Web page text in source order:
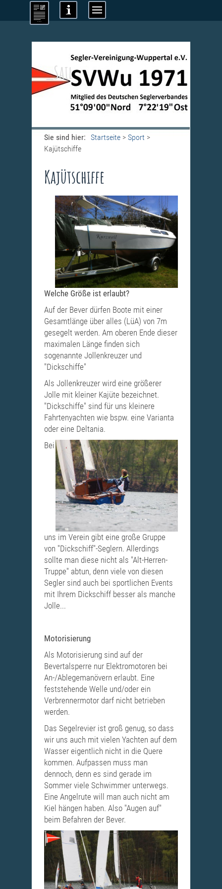
_Sail
Sie sind hier: Startseite > Sport >
Kajütschiffe
Kajütschiffe
Welche Größe ist erlaubt?
Auf der Bever dürfen Boote mit einer
Gesamtlänge über alles (LüA) von 7m
gesegelt werden. Am oberen Ende dieser
maximalen Länge finden sich
sogenannte Jollenkreuzer und
"Dickschiffe"
Als Jollenkreuzer wird eine größerer
Jolle mit kleiner Kajüte bezeichnet.
"Dickschiffe" sind für uns kleinere
Fahrtenyachten wie bspw. eine Varianta
oder eine Deltania.
Bei
uns im Verein gibt eine große Gruppe
von "Dickschiff"-Seglern. Allerdings
sollte man diese nicht als "Alt-Herren-
Truppe" abtun, denn viele von diesen
Segler sind auch bei sportlichen Events
mit Ihrem Dickschiff besser als manche
Jolle...
Motorisierung
Als Motorisierung sind auf der
Bevertalsperre nur Elektromotoren bei
An-/Ablegemanövern erlaubt. Eine
feststehende Welle und/oder ein
Verbrennermotor darf nicht betrieben
werden.
Das Segelrevier ist groß genug, so dass
wir uns auch mit vielen Yachten auf dem
Wasser eigentlich nicht in die Quere
kommen. Aufpassen muss man
dennoch, denn es sind gerade im
Sommer viele Schwimmer unterwegs.
Eine Angelrute will man auch nicht am
Kiel hängen haben. Also "Augen auf"
beim Befahren der Bever.